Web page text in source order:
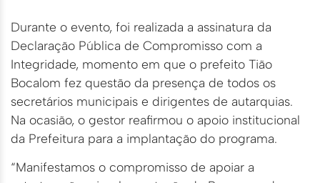
Durante o evento, foi realizada a assinatura da
Declaração Pública de Compromisso com a
Integridade, momento em que o prefeito Tião
Bocalom fez questão da presença de todos os
secretários municipais e dirigentes de autarquias.
Na ocasião, o gestor reafirmou o apoio institucional
da Prefeitura para a implantação do programa.
“Manifestamos o compromisso de apoiar a